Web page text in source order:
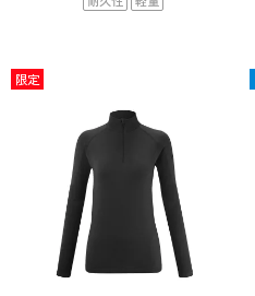
限定